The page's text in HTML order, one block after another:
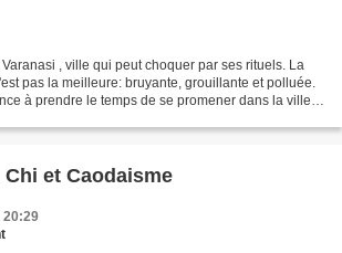
, ville qui peut choquer par ses rituels. La
pas la meilleure: bruyante, grouillante et polluée.
à prendre le temps de se promener dans la ville,
et Caodaisme
20:29